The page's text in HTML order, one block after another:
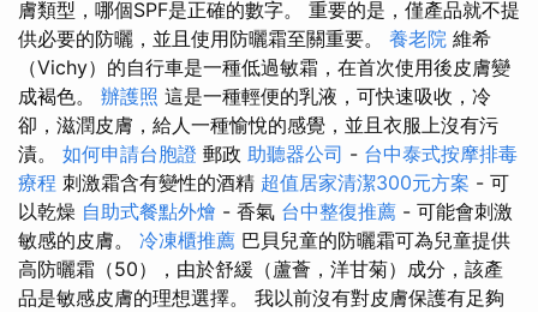
膚類型，哪個SPF是正確的數字。 重要的是，僅產品就不提
供必要的防曬，並且使用防曬霜至關重要。 養老院 維希
（Vichy）的自行車是一種低過敏霜，在首次使用後皮膚變
成褐色。 辦護照 這是一種輕便的乳液，可快速吸收，冷
卻，滋潤皮膚，給人一種愉悅的感覺，並且衣服上沒有污
漬。 如何申請台胞證 郵政 助聽器公司 - 台中泰式按摩排毒
療程 刺激霜含有變性的酒精 超值居家清潔300元方案 - 可
以乾燥 自助式餐點外燴 - 香氣 台中整復推薦 - 可能會刺激
敏感的皮膚。 冷凍櫃推薦 巴貝兒童的防曬霜可為兒童提供
高防曬霜（50），由於舒緩（蘆薈，洋甘菊）成分，該產
品是敏感皮膚的理想選擇。 我以前沒有對皮膚保護有足夠